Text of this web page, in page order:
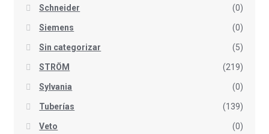
Schneider (0)
Siemens (0)
Sin categorizar (5)
STRÖM (219)
Sylvania (0)
Tuberías (139)
Veto (0)